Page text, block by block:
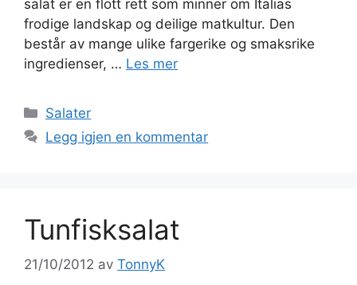
salat er en flott rett som minner om Italias
frodige landskap og deilige matkultur. Den
består av mange ulike fargerike og smaksrike
ingredienser, … Les mer
Kategorier
Salater
Legg igjen en kommentar
Tunfisksalat
21/10/2012 av TonnyK